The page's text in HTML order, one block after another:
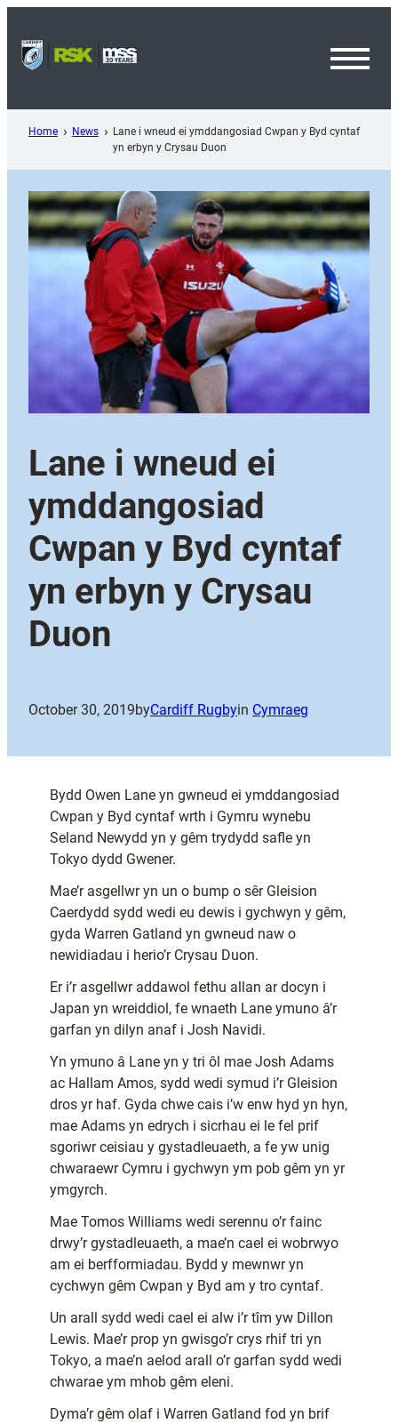
content
Home News
Lane i wneud ei ymddangosiad Cwpan y Byd cyntaf
yn erbyn y Crysau Duon
Lane i wneud ei
ymddangosiad
Cwpan y Byd cyntaf
yn erbyn y Crysau
Duon
October 30, 2019byCardiff Rugbyin Cymraeg
Bydd Owen Lane yn gwneud ei ymddangosiad
Cwpan y Byd cyntaf wrth i Gymru wynebu
Seland Newydd yn y gêm trydydd safle yn
Tokyo dydd Gwener.
Mae’r asgellwr yn un o bump o sêr Gleision
Caerdydd sydd wedi eu dewis i gychwyn y gêm,
gyda Warren Gatland yn gwneud naw o
newidiadau i herio’r Crysau Duon.
Er i’r asgellwr addawol fethu allan ar docyn i
Japan yn wreiddiol, fe wnaeth Lane ymuno â’r
garfan yn dilyn anaf i Josh Navidi.
Yn ymuno â Lane yn y tri ôl mae Josh Adams
ac Hallam Amos, sydd wedi symud i’r Gleision
dros yr haf. Gyda chwe cais i’w enw hyd yn hyn,
mae Adams yn edrych i sicrhau ei le fel prif
sgoriwr ceisiau y gystadleuaeth, a fe yw unig
chwaraewr Cymru i gychwyn ym pob gêm yn yr
ymgyrch.
Mae Tomos Williams wedi serennu o’r fainc
drwy’r gystadleuaeth, a mae’n cael ei wobrwyo
am ei berfformiadau. Bydd y mewnwr yn
cychwyn gêm Cwpan y Byd am y tro cyntaf.
Un arall sydd wedi cael ei alw i’r tîm yw Dillon
Lewis. Mae’r prop yn gwisgo’r crys rhif tri yn
Tokyo, a mae’n aelod arall o’r garfan sydd wedi
chwarae ym mhob gêm eleni.
Dyma’r gêm olaf i Warren Gatland fod yn brif